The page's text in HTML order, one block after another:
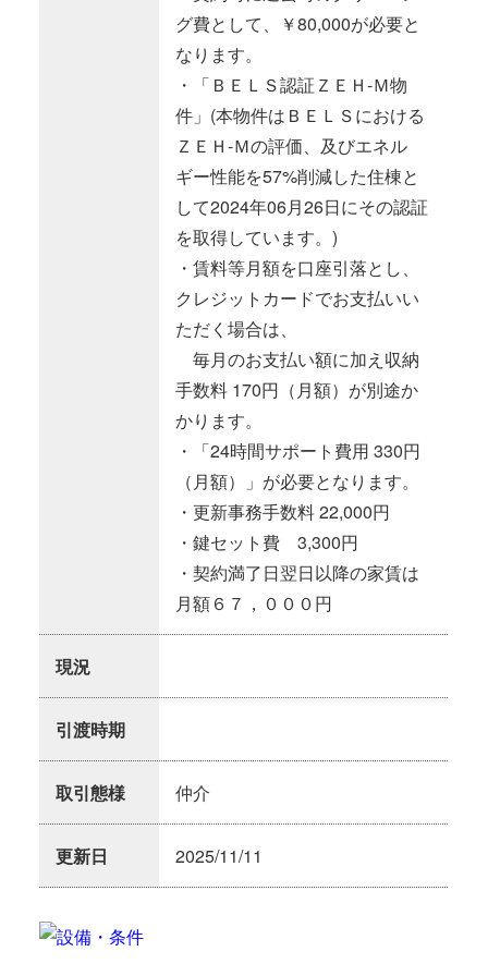
グ費として、￥80,000が必要と
なります。
・「ＢＥＬＳ認証ＺＥＨ-Ｍ物
件」(本物件はＢＥＬＳにおける
ＺＥＨ-Ｍの評価、及びエネル
ギー性能を57%削減した住棟と
して2024年06月26日にその認証
を取得しています。)
・賃料等月額を口座引落とし、
クレジットカードでお支払いい
ただく場合は、
毎月のお支払い額に加え収納
手数料 170円（月額）が別途か
かります。
・「24時間サポート費用 330円
（月額）」が必要となります。
・更新事務手数料 22,000円
・鍵セット費 3,300円
・契約満了日翌日以降の家賃は
月額６７，０００円
現況
引渡時期
取引態様 仲介
更新日 2025/11/11